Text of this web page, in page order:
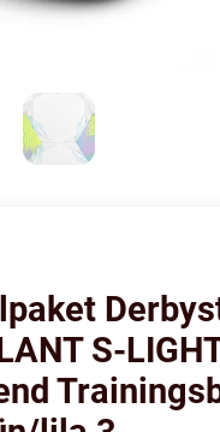
S-